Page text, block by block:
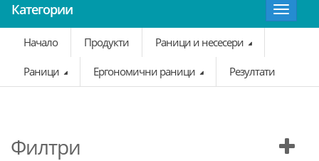
Категории
Toggle
Начало
Продукти Раници и несесери
Раници Ергономични раници Резултати
Филтри